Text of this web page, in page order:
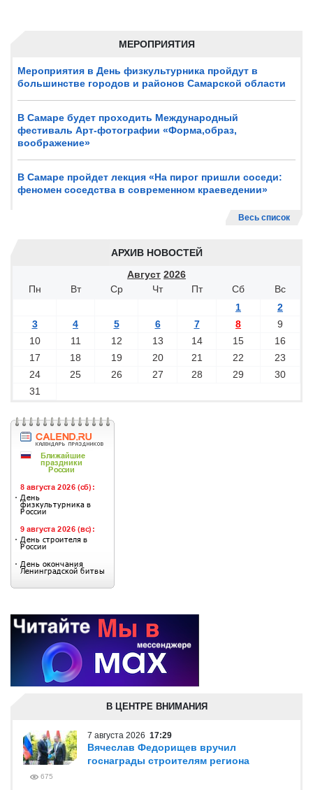
МЕРОПРИЯТИЯ
Мероприятия в День физкультурника пройдут в
большинстве городов и районов Самарской области
В Самаре будет проходить Международный
фестиваль Арт-фотографии «Форма,образ,
воображение»
В Самаре пройдет лекция «На пирог пришли соседи:
феномен соседства в современном краеведении»
Весь список
АРХИВ НОВОСТЕЙ
Август 2026
Пн
Вт Ср Чт Пт Сб
Вс
1
2
3
4 5 6 7 8
9
10
11 12 13 14 15
16
17
18 19 20 21 22
23
24
25 26 27 28 29
30
31
В ЦЕНТРЕ ВНИМАНИЯ
7 августа 2026 17:29
Вячеслав Федорищев вручил
госнаграды строителям региона
675